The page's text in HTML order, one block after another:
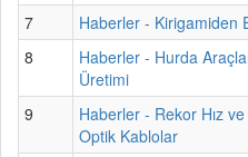
7
Haberler - Kirigamiden
8
Haberler - Hurda
Üretimi
9
Haberler - Rekor Hız
Optik Kablolar